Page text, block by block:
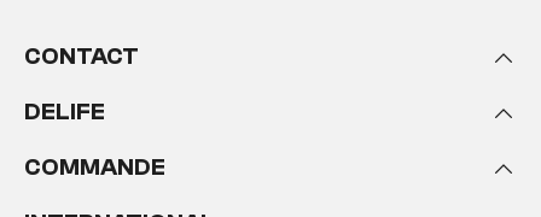
CONTACT
DELIFE
COMMANDE